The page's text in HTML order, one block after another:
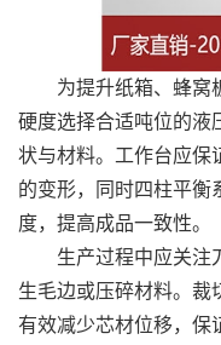
为提升纸箱、蜂窝
硬度选择合适吨位的液
状与材料。工作台应保
的变形，同时四柱平衡
度，提高成品一致性。
生产过程中应关注
生毛边或压碎材料。裁
有效减少芯材位移，保